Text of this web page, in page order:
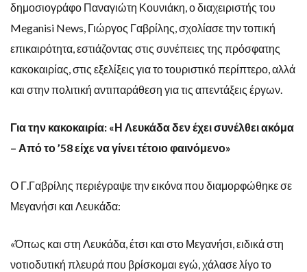
δημοσιογράφο Παναγιώτη Κουνιάκη, ο διαχειριστής του
Meganisi News, Γιώργος Γαβρίλης, σχολίασε την τοπική
επικαιρότητα, εστιάζοντας στις συνέπειες της πρόσφατης
κακοκαιρίας, στις εξελίξεις για το τουριστικό περίπτερο, αλλά
και στην πολιτική αντιπαράθεση για τις απεντάξεις έργων.
Για την κακοκαιρία: «Η Λευκάδα δεν έχει συνέλθει ακόμα
– Από το ’58 είχε να γίνει τέτοιο φαινόμενο»
Ο Γ.Γαβρίλης περιέγραψε την εικόνα που διαμορφώθηκε σε
Μεγανήσι και Λευκάδα:
«Όπως και στη Λευκάδα, έτσι και στο Μεγανήσι, ειδικά στη
νοτιοδυτική πλευρά που βρίσκομαι εγώ, χάλασε λίγο το